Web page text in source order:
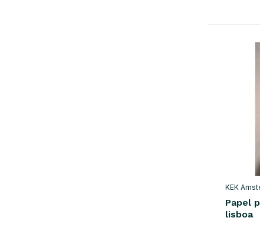
KEK
Papel
lisboa